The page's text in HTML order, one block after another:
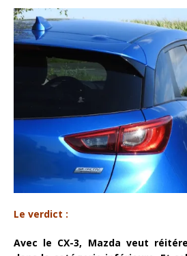
Le verdict :
Avec le CX-3, Mazda veut